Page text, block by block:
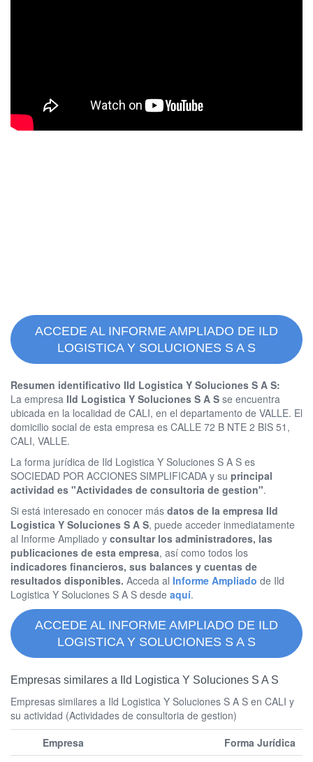
ACCEDE AL INFORME AMPLIADO DE ILD
LOGISTICA Y SOLUCIONES S A S
Resumen identificativo Ild Logistica Y Soluciones S A S:
La empresa Ild Logistica Y Soluciones S A S se encuentra
ubicada en la localidad de CALI, en el departamento de VALLE. El
domicilio social de esta empresa es CALLE 72 B NTE 2 BIS 51,
CALI, VALLE.
La forma jurídica de Ild Logistica Y Soluciones S A S es
SOCIEDAD POR ACCIONES SIMPLIFICADA y su principal
actividad es "Actividades de consultoria de gestion".
Si está interesado en conocer más datos de la empresa Ild
Logistica Y Soluciones S A S, puede acceder inmediatamente
al Informe Ampliado y consultar los administradores, las
publicaciones de esta empresa, así como todos los
indicadores financieros, sus balances y cuentas de
resultados disponibles. Acceda al Informe Ampliado de Ild
Logistica Y Soluciones S A S desde aquí.
ACCEDE AL INFORME AMPLIADO DE ILD
LOGISTICA Y SOLUCIONES S A S
Empresas similares a Ild Logistica Y Soluciones S A S
Empresas similares a Ild Logistica Y Soluciones S A S en CALI y
su actividad (Actividades de consultoria de gestion)
Empresa
Forma Jurídica